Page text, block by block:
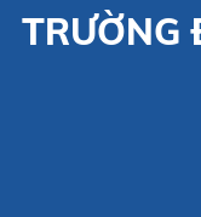
TRƯỜNG